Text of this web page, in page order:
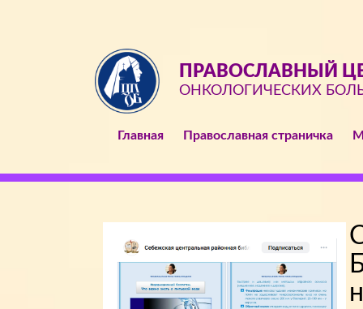
ПРАВОСЛАВНЫЙ
ОНКОЛОГИЧЕСКИХ
Главная Православная страничка